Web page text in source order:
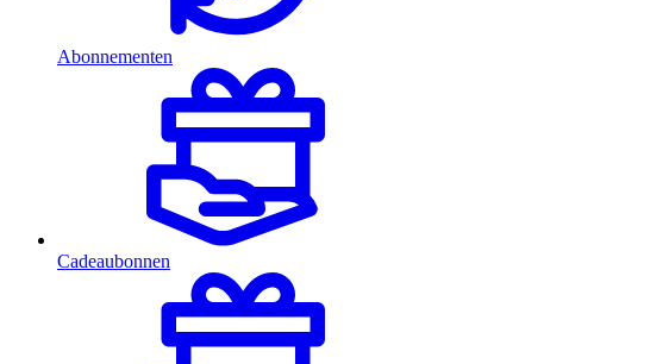
Abonnementen
Cadeaubonnen